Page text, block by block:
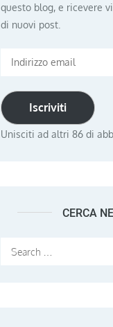
questo blog, e ricevere
di nuovi post.
Indirizzo
Iscriviti
Unisciti ad altri 86 di
CERCA
Search